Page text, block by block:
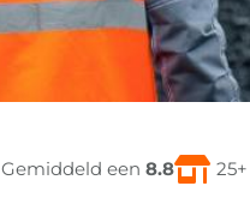
Gemiddeld een 8.8